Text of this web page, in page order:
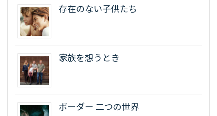
存在のない子供たち
家族を想うとき
ボーダー 二つの世界